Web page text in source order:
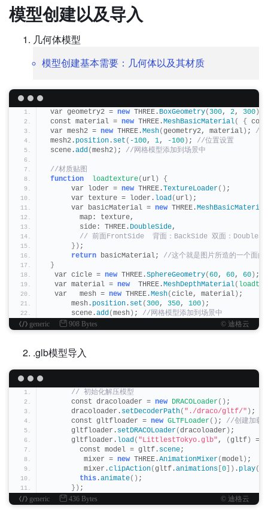
模型创建以及导入
几何体模型
模型创建基本需要：几何体以及其材质
var geometry2 = new THREE. BoxGeometry( 300, 2, 300)
const material = new THREE.MeshBasicMaterial( {
var mesh2 = new THREE.Mesh( geometry2, material) ;
//
mesh2. position . set ( -100, 1, -100) ;
//位置设置
scene.add(mesh2) ; //网格模型添加到场景中
//材质贴图
function
loadtexture( url)
{
      var loder =
new THREE.TextureLoader() ;
      var texture = loder.
load( url) ;
      var basicMaterial =
new THREE.MeshBasicMaterial
        map: texture,
        side: THREE.
DoubleSide,
// 前面FrontSide  背面：BackSide 双面：
}) ;
return basicMaterial;
//这个就是图片所造的一个面的
}
  var cicle =
new THREE.SphereGeometry( 60, 60, 60) ;
  var material =
new
  THREE.
MeshDepthMaterial(
  var   mesh =
new THREE.Mesh(cicle, material) ;
      mesh.
position . set ( 300, 350, 100) ;
      scene.
add(mesh) ;
//网格模型添加到场景中
generic
908 Bytes © 迪格云
.glb模型导入
// 初始化解压模型
      const dracoloader =
new DRACOLoader() ;
      dracoloader.
setDecoderPath( "./draco/gltf/" ) ;
      const gltfloader =
new GLTFLoader() ;
//创建加载
      gltfloader.
setDRACOLoader(dracoloader ) ;
      gltfloader.
load( "LittlestTokyo.glb" , ( gltf) =
        const model = gltf.
scene;
         mixer =
new THREE.AnimationMixer(model) ;
         mixer.
clipAction( gltf.animations [0]) . play()
this .animate() ;
}) ;
generic
436 Bytes © 迪格云